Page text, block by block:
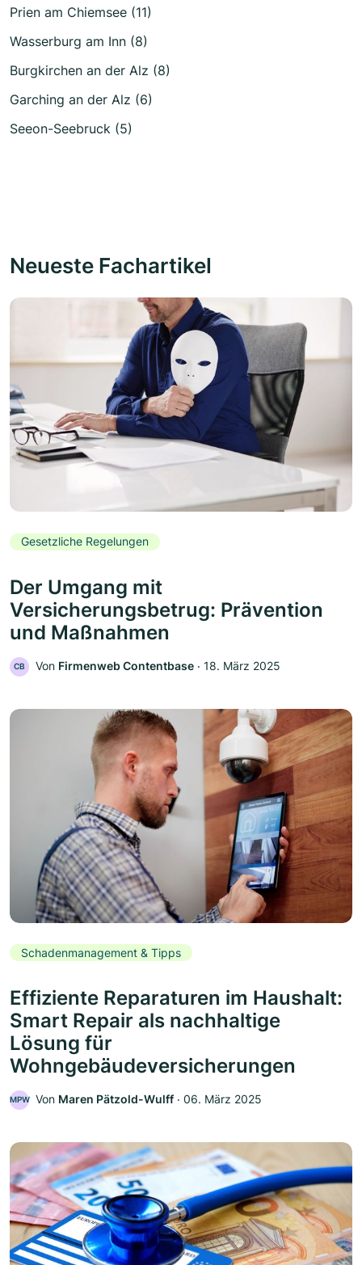
Prien am Chiemsee (11)
Wasserburg am Inn (8)
Burgkirchen an der Alz (8)
Garching an der Alz (6)
Seeon-Seebruck (5)
Neueste Fachartikel
Gesetzliche Regelungen
Der Umgang mit
Versicherungsbetrug: Prävention
und Maßnahmen
CB Von Firmenweb Contentbase ‧ 18. März 2025
Schadenmanagement & Tipps
Effiziente Reparaturen im Haushalt:
Smart Repair als nachhaltige
Lösung für
Wohngebäudeversicherungen
MPW Von Maren Pätzold-Wulff ‧ 06. März 2025